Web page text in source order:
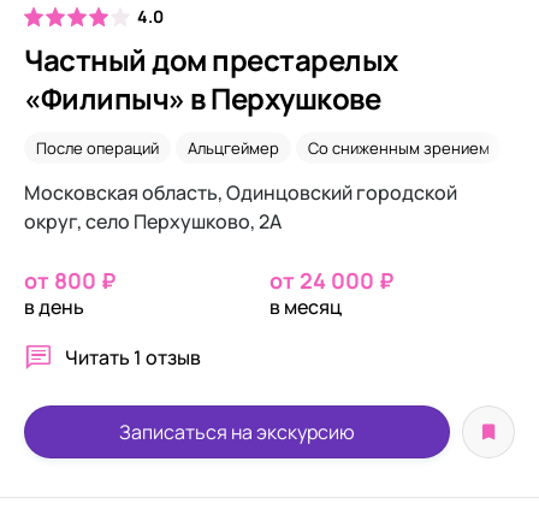
4.0
Частный дом престарелых
«Филипыч» в Перхушкове
После операций Альцгеймер Со сниженным зрением
Московская область, Одинцовский городской
округ, село Перхушково, 2А
от 800 ₽
в день
от 24 000 ₽
в месяц
Читать 1 отзыв
Записаться на экскурсию